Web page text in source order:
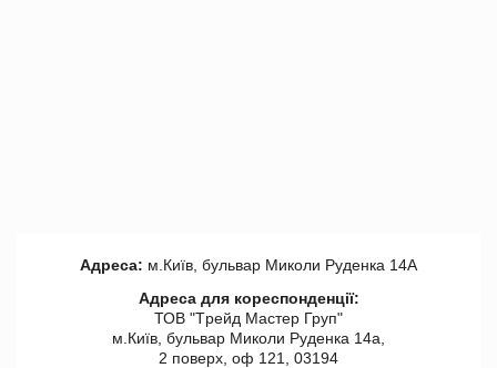
Адреса: м.Київ, бульвар Миколи Руденка 14А
Адреса для кореспонденції:
ТОВ "Tрейд Мастер Груп"
м.Київ, бульвар Миколи Руденка 14а,
2 поверх, оф 121, 03194